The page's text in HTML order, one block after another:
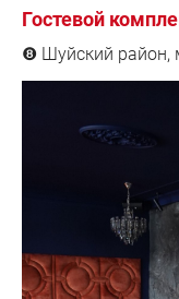
Гостевой
❽ Шуйский район,